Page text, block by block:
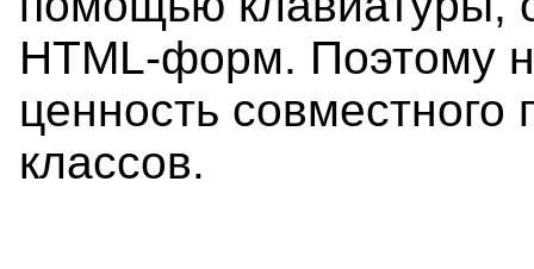
HTML-форм. Поэтому
ценность
классов.